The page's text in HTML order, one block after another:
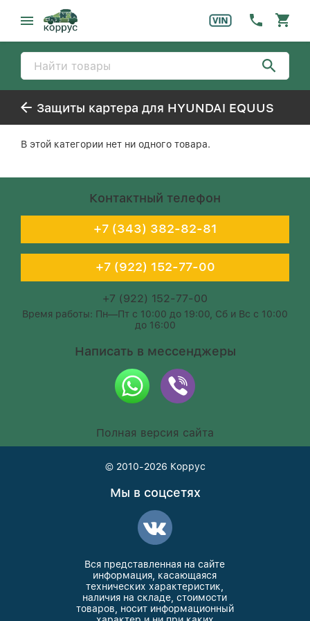
Защиты картера для HYUNDAI EQUUS
В этой категории нет ни одного товара.
Контактный телефон
+7 (343) 382-82-81
+7 (922) 152-77-00
+7 (922) 152-77-00
Время работы: Пн—Пт с 10:00 до 19:00, Сб и Вс с 10:00
до 16:00
Написать в мессенджеры
Полная версия сайта
© 2010-2026 Коррус
Мы в соцсетях
Вся представленная на сайте
информация, касающаяся
технических характеристик,
наличия на складе, стоимости
товаров, носит информационный